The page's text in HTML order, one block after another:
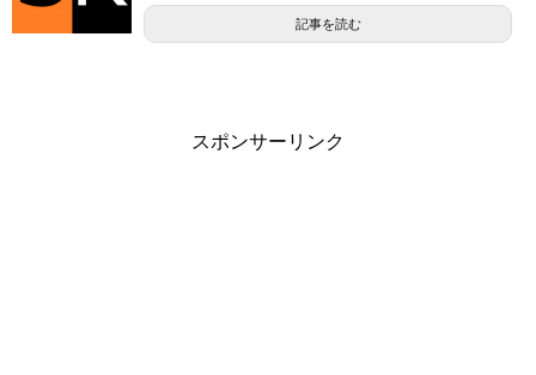
記事を読む
スポンサーリンク